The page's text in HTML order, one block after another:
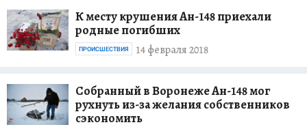
К месту крушения Ан-148 приехали
родные погибших
14 февраля 2018
ПРОИСШЕСТВИЯ
Собранный в Воронеже Ан-148 мог
рухнуть из-за желания собственников
сэкономить